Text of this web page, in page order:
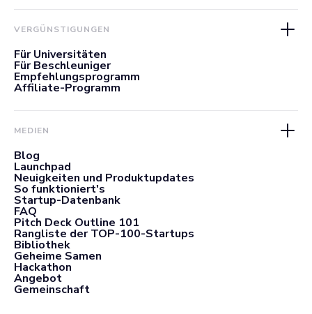
VERGÜNSTIGUNGEN
Für Universitäten
Für Beschleuniger
Empfehlungsprogramm
Affiliate-Programm
MEDIEN
Blog
Launchpad
Neuigkeiten und Produktupdates
So funktioniert's
Startup-Datenbank
FAQ
Pitch Deck Outline 101
Rangliste der TOP-100-Startups
Bibliothek
Geheime Samen
Hackathon
Angebot
Gemeinschaft